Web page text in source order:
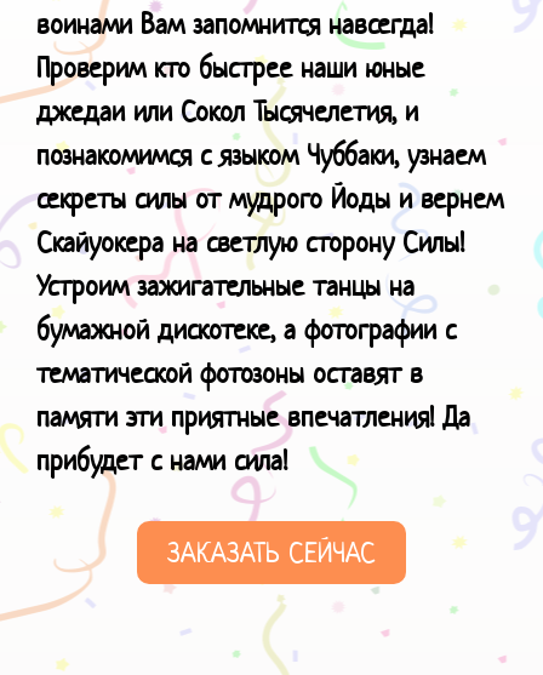
воинами Вам запомнится навсегда!
Проверим кто быстрее наши юные
джедаи или Сокол Тысячелетия, и
познакомимся с языком Чуббаки, узнаем
секреты силы от мудрого Йоды и вернем
Скайуокера на светлую сторону Силы!
Устроим зажигательные танцы на
бумажной дискотеке, а фотографии с
тематической фотозоны оставят в
памяти эти приятные впечатления! Да
прибудет с нами сила!
ЗАКАЗАТЬ СЕЙЧАС